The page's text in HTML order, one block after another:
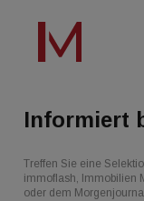
Informiert
Treffen Sie eine
immoflash, Immobilien
oder dem Morgenjournal